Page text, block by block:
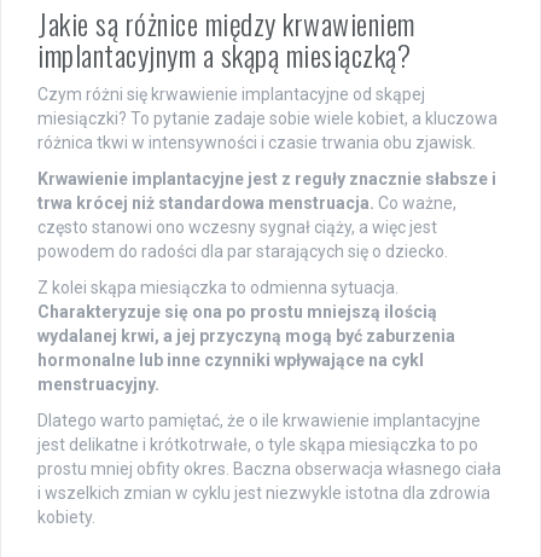
Jakie są różnice między krwawieniem
implantacyjnym a skąpą miesiączką?
Czym różni się krwawienie implantacyjne od skąpej
miesiączki? To pytanie zadaje sobie wiele kobiet, a kluczowa
różnica tkwi w intensywności i czasie trwania obu zjawisk.
Krwawienie implantacyjne jest z reguły znacznie słabsze i
trwa krócej niż standardowa menstruacja. Co ważne,
często stanowi ono wczesny sygnał ciąży, a więc jest
powodem do radości dla par starających się o dziecko.
Z kolei skąpa miesiączka to odmienna sytuacja.
Charakteryzuje się ona po prostu mniejszą ilością
wydalanej krwi, a jej przyczyną mogą być zaburzenia
hormonalne lub inne czynniki wpływające na cykl
menstruacyjny.
Dlatego warto pamiętać, że o ile krwawienie implantacyjne
jest delikatne i krótkotrwałe, o tyle skąpa miesiączka to po
prostu mniej obfity okres. Baczna obserwacja własnego ciała
i wszelkich zmian w cyklu jest niezwykle istotna dla zdrowia
kobiety.